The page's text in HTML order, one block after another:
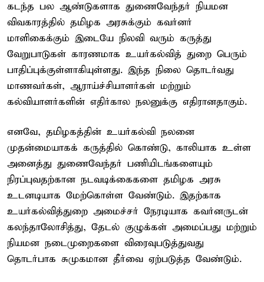
கடந்த பல ஆண்டுகளாக துணைவேந்தர் நியமன
விவகாரத்தில் தமிழக அரசுக்கும் கவர்னர்
மாளிகைக்கும் இடையே நிலவி வரும் கருத்து
வேறுபாடுகள் காரணமாக உயர்கல்வித் துறை பெரும்
பாதிப்புக்குள்ளாகியுள்ளது. இந்த நிலை தொடர்வது
மாணவர்கள், ஆராய்ச்சியாளர்கள் மற்றும்
கல்வியாளர்களின் எதிர்கால நலனுக்கு எதிரானதாகும்.
எனவே, தமிழகத்தின் உயர்கல்வி நலனை
முதன்மையாகக் கருத்தில் கொண்டு, காலியாக உள்ள
அனைத்து துணைவேந்தர் பணியிடங்களையும்
நிரப்புவதற்கான நடவடிக்கைகளை தமிழக அரசு
உடனடியாக மேற்கொள்ள வேண்டும். இதற்காக
உயர்கல்வித்துறை அமைச்சர் நேரடியாக கவர்னருடன்
கலந்தாலோசித்து, தேடல் குழுக்கள் அமைப்பது மற்றும்
நியமன நடைமுறைகளை விரைவுபடுத்துவது
தொடர்பாக சுமுகமான தீர்வை ஏற்படுத்த வேண்டும்.